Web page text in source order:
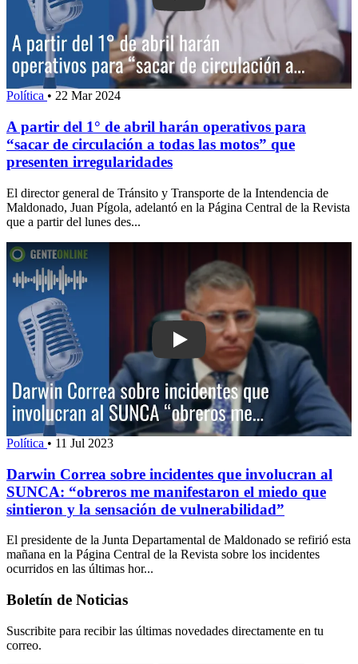
Política • 22 Mar 2024
A partir del 1° de abril harán operativos para
“sacar de circulación a todas las motos” que
presenten irregularidades
El director general de Tránsito y Transporte de la Intendencia de
Maldonado, Juan Pígola, adelantó en la Página Central de la Revista
que a partir del lunes des...
Play: Darwin Correa sobre incidentes
Política • 11 Jul 2023
Darwin Correa sobre incidentes que involucran al
SUNCA: “obreros me manifestaron el miedo que
sintieron y la sensación de vulnerabilidad”
El presidente de la Junta Departamental de Maldonado se refirió esta
mañana en la Página Central de la Revista sobre los incidentes
ocurridos en las últimas hor...
Boletín de Noticias
Suscribite para recibir las últimas novedades directamente en tu
correo.